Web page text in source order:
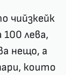
чийзкейк
лева,
нещо, а
които